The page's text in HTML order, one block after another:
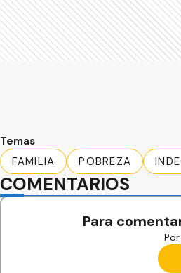
Temas
FAMILIA
POBREZA
COMENTARIOS
Para